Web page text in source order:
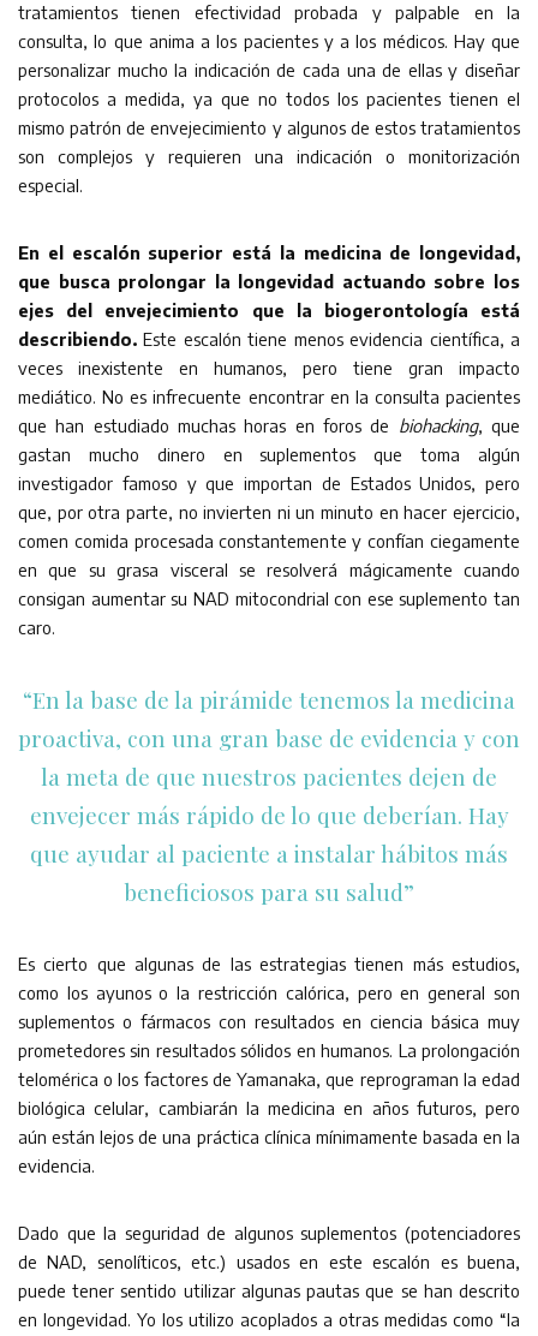
tratamientos tienen efectividad probada y palpable en la
consulta, lo que anima a los pacientes y a los médicos. Hay que
personalizar mucho la indicación de cada una de ellas y diseñar
protocolos a medida, ya que no todos los pacientes tienen el
mismo patrón de envejecimiento y algunos de estos tratamientos
son complejos y requieren una indicación o monitorización
especial.
En el escalón superior está la medicina de longevidad,
que busca prolongar la longevidad actuando sobre los
ejes del envejecimiento que la biogerontología está
describiendo. Este escalón tiene menos evidencia científica, a
veces inexistente en humanos, pero tiene gran impacto
mediático. No es infrecuente encontrar en la consulta pacientes
que han estudiado muchas horas en foros de biohacking, que
gastan mucho dinero en suplementos que toma algún
investigador famoso y que importan de Estados Unidos, pero
que, por otra parte, no invierten ni un minuto en hacer ejercicio,
comen comida procesada constantemente y confían ciegamente
en que su grasa visceral se resolverá mágicamente cuando
consigan aumentar su NAD mitocondrial con ese suplemento tan
caro.
“En la base de la pirámide tenemos la medicina
proactiva, con una gran base de evidencia y con
la meta de que nuestros pacientes dejen de
envejecer más rápido de lo que deberían. Hay
que ayudar al paciente a instalar hábitos más
beneficiosos para su salud”
Es cierto que algunas de las estrategias tienen más estudios,
como los ayunos o la restricción calórica, pero en general son
suplementos o fármacos con resultados en ciencia básica muy
prometedores sin resultados sólidos en humanos. La prolongación
telomérica o los factores de Yamanaka, que reprograman la edad
biológica celular, cambiarán la medicina en años futuros, pero
aún están lejos de una práctica clínica mínimamente basada en la
evidencia.
Dado que la seguridad de algunos suplementos (potenciadores
de NAD, senolíticos, etc.) usados en este escalón es buena,
puede tener sentido utilizar algunas pautas que se han descrito
en longevidad. Yo los utilizo acoplados a otras medidas como “la